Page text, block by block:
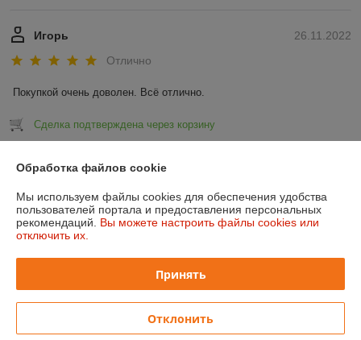
26.11.2022
Игорь
Отлично
Покупкой очень доволен. Всё отлично.
Сделка подтверждена через корзину
Показать все отзывы
О нас
Контакты
Доставка и оплата
График работы
Обработка файлов cookie
Мы используем файлы cookies для обеспечения удобства
пользователей портала и предоставления персональных
рекомендаций. Вы можете настроить файлы cookies или
отключить их.
Принять
Отклонить